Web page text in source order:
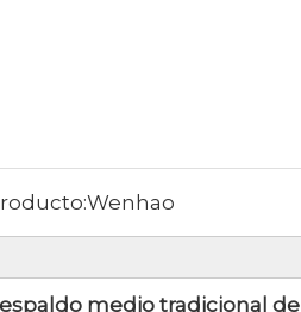
Wenhao
medio tradicional